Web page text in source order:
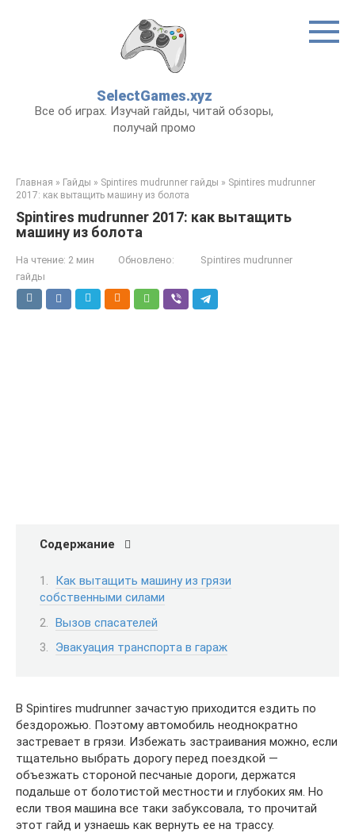
SelectGames.xyz
Все об играх. Изучай гайды, читай обзоры,
получай промо
Главная » Гайды » Spintires mudrunner гайды » Spintires mudrunner
2017: как вытащить машину из болота
Spintires mudrunner 2017: как вытащить
машину из болота
На чтение: 2 мин Обновлено:
Spintires mudrunner
гайды
Содержание
Как вытащить машину из грязи
собственными силами
Вызов спасателей
Эвакуация транспорта в гараж
В Spintires mudrunner зачастую приходится ездить по
бездорожью. Поэтому автомобиль неоднократно
застревает в грязи. Избежать застраивания можно, если
тщательно выбрать дорогу перед поездкой —
объезжать стороной песчаные дороги, держатся
подальше от болотистой местности и глубоких ям. Но
если твоя машина все таки забуксовала, то прочитай
этот гайд и узнаешь как вернуть ее на трассу.